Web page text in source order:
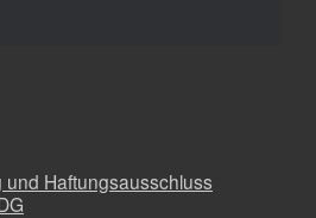
Haftungsausschluss